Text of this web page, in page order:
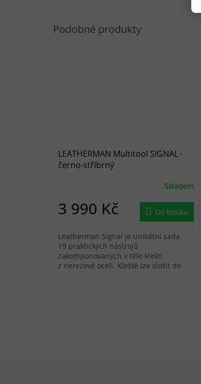
LEATHERMAN Multitool SIGNAL -
černo-stříbrný
Skladem
3 990 Kč Do košíku
Leatherman Signal je unikátní sada
19 praktických nástrojů
zakomponovaných v těle kleští
z nerezové oceli. Kleště lze složit do